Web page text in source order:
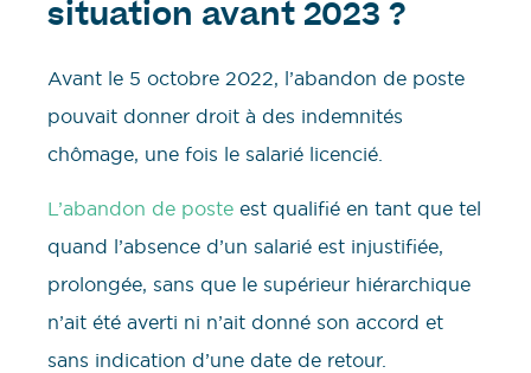
situation avant 2023 ?
Avant le 5 octobre 2022, l’abandon de poste
pouvait donner droit à des indemnités
chômage, une fois le salarié licencié.
L’abandon de poste est qualifié en tant que tel
quand l’absence d’un salarié est injustifiée,
prolongée, sans que le supérieur hiérarchique
n’ait été averti ni n’ait donné son accord et
sans indication d’une date de retour.